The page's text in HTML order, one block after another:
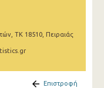
ΤΚ 18510, Πειραιάς
Επιστροφή